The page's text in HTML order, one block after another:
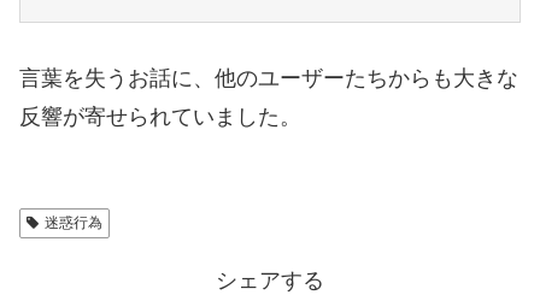
言葉を失うお話に、他のユーザーたちからも大きな
反響が寄せられていました。
迷惑行為
シェアする